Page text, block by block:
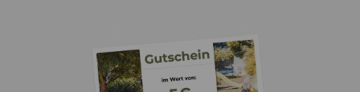
Montageanleitung Wulstrinne Typ 250
(Rinnenbreite 78 mm)